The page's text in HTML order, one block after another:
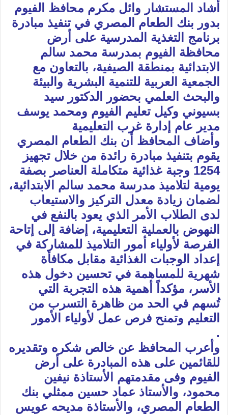
أشاد المستشار وائل مكرم محافظ الفيوم
بدور بنك الطعام المصري في تنفيذ مبادرة
برنامج التغذية المدرسية على أرض
محافظة الفيوم بمدرسة محمد سالم
الابتدائية بمنطقة الصيفية، بالتعاون مع
الجمعية العربية للتنمية البشرية والبيئة
والبحث العلمي بحضور الدكتور سيد
بسيوني وكيل تعليم الفيوم ومحمد يوسف
مدير عام إدارة غرب التعليمية
وأضاف المحافظ أن بنك الطعام المصري
يقوم بتنفيذ مبادرة رائدة من خلال تجهيز
1254 وجبة غذائية متكاملة العناصر بصفة
يومية لتلاميذ مدرسة محمد سالم الابتدائية،
لضمان زيادة معدل التركيز والاستيعاب
لدى الطلاب الأمر الذي يعود بالنفع في
النهوض بالعملية التعليمية، إضافة إلى إتاحة
الفرصة لأولياء أمور التلاميذ للمشاركة في
إعداد الوجبات الغذائية مقابل مكافأة
شهرية للمساهمة في تحسين دخول هذه
الأسر، مؤكداً أهمية هذه التجربة التي
تُسهم في الحد من ظاهرة التسرب من
التعليم وتمنح فرص عمل لأولياء الأمور
.
وأعرب المحافظ عن خالص شكره وتقديره
للقائمين على هذه المبادرة على أرض
الفيوم وفى مقدمتهم الأستاذة نيفين
محمود، والأستاذ عماد حسين ممثلي بنك
الطعام المصري، والأستاذة مديحه عويس